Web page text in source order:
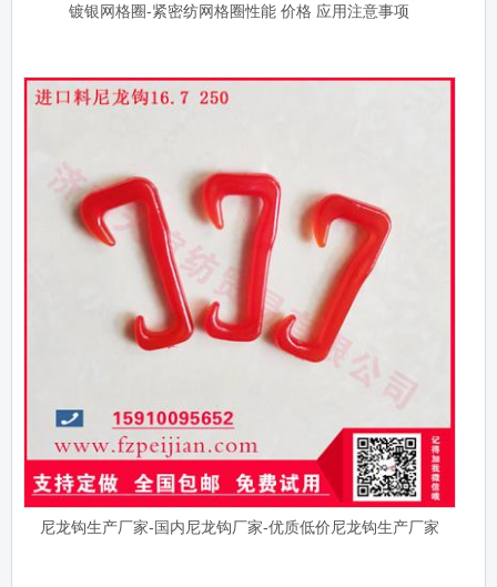
镀银网格圈-紧密纺网格圈性能 价格 应用注意事项
尼龙钩生产厂家-国内尼龙钩厂家-优质低价尼龙钩生产厂家